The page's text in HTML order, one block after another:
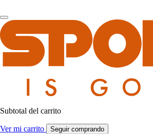
Subtotal del carrito
Ver mi carrito Seguir comprando